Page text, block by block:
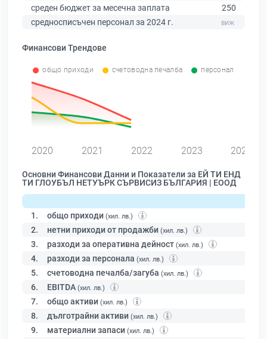
среден бюджет за месечна заплата
250
средносписъчен персонал за 2024 г.
Финансови Трендове
общо приходи счетоводна печалба персонал
2020 2021 2022 2023 2024
Основни Финансови Данни и Показатели за ЕЙ ТИ ЕНД
ТИ ГЛОУБЪЛ НЕТУЪРК СЪРВИСИЗ БЪЛГАРИЯ | ЕООД
1. общо приходи (хил. лв.)
2. нетни приходи от продажби (хил. лв.)
3. разходи за оперативна дейност (хил. лв.)
4. разходи за персонала (хил. лв.)
5. счетоводна печалба/загуба (хил. лв.)
6. EBITDA (хил. лв.)
7. общо активи (хил. лв.)
8. дълготрайни активи (хил. лв.)
9. материални запаси (хил. лв.)